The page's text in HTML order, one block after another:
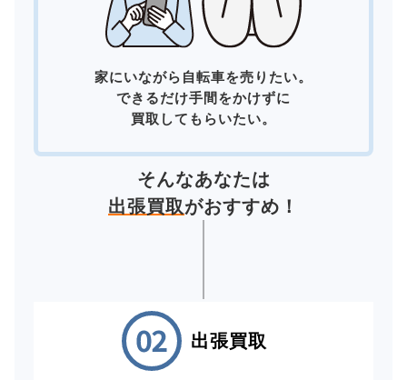
家にいながら自転車を売りたい。
できるだけ手間をかけずに
買取してもらいたい。
そんなあなたは
出張買取がおすすめ！
出張買取